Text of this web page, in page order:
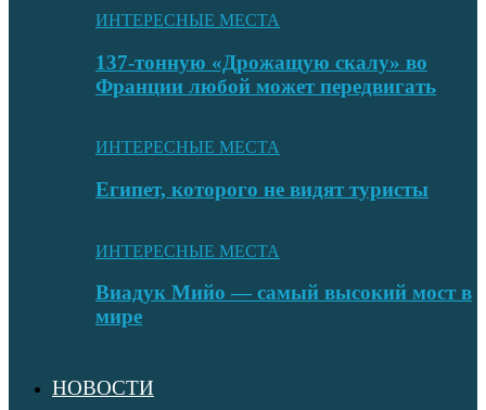
ИНТЕРЕСНЫЕ МЕСТА
137-тонную «Дрожащую скалу» во
Франции любой может передвигать
ИНТЕРЕСНЫЕ МЕСТА
Египет, которого не видят туристы
ИНТЕРЕСНЫЕ МЕСТА
Виадук Мийо — самый высокий мост в
мире
НОВОСТИ